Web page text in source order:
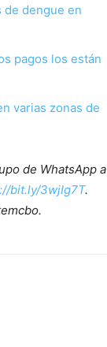
de dengue en
pagos los están
varias zonas de
de WhatsApp a
bit.ly/3wjIg7T.